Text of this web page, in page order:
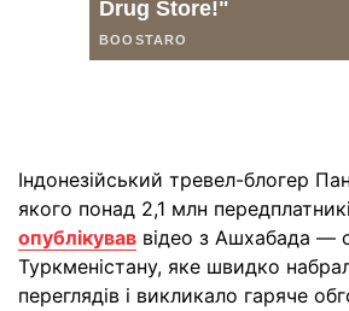
Індонезійський тревел-блогер
якого понад 2,1 млн
опублікував відео з Ашхабада —
Туркменістану, яке швидко
переглядів і викликало гаряче